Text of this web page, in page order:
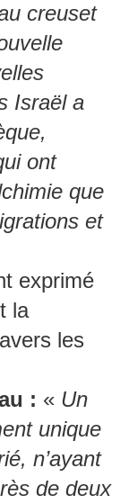
creuset
Israël a
ont
que
et
exprimé
la
les
: « Un
unique
n’ayant
de deux